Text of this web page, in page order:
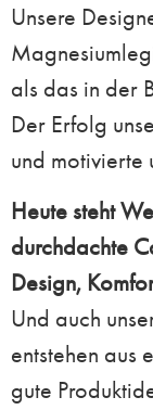
Unsere
als das in der
Der Erfolg
und motivierte
Heute steht
durchdachte
Design,
Und auch
entstehen aus
gute